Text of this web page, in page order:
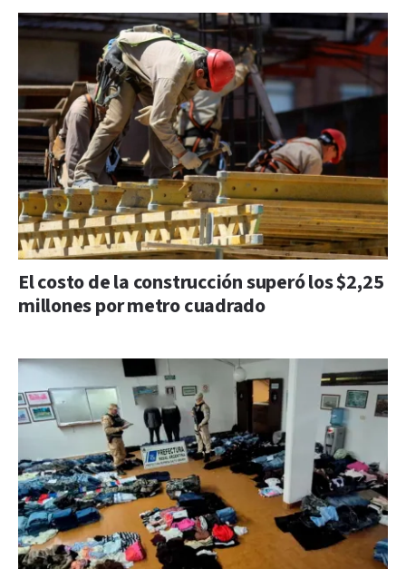
El costo de la construcción superó los $2,25
millones por metro cuadrado